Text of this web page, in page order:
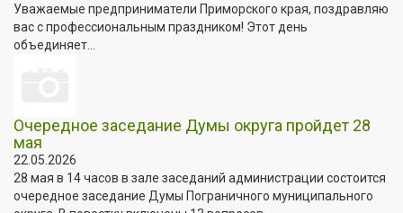
Уважаемые предприниматели Приморского края, поздравляю
вас с профессиональным праздником! Этот день
объединяет...
Очередное заседание Думы округа пройдет 28
мая
22.05.2026
28 мая в 14 часов в зале заседаний администрации состоится
очередное заседание Думы Пограничного муниципального